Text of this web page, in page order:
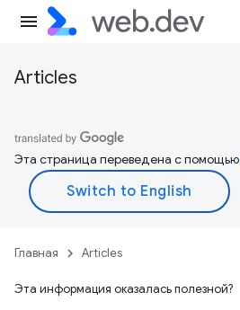
Articles
Эта страница переведена с помощью
Главная Articles
Эта информация оказалась полезной?